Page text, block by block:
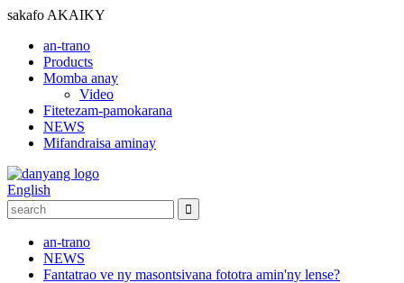
sakafo AKAIKY
an-trano
Products
Momba anay
Video
Fitetezam-pamokarana
NEWS
Mifandraisa aminay
English
an-trano
NEWS
Fantatrao ve ny masontsivana fototra amin'ny lense?